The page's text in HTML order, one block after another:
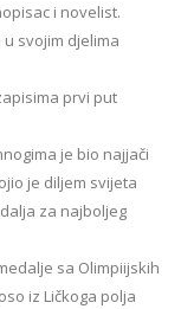
i novelist.
svojim djelima
prvi put
je bio najjači
je diljem svijeta
za najboljeg
sa Olimpiijskih
iz Ličkoga polja